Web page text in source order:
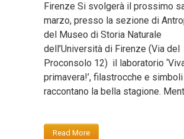
Firenze Si svolgerà il prossimo
marzo, presso la sezione di
del Museo di Storia Naturale
dell’Università di Firenze (Via del
Proconsolo 12) il laboratorio
primavera!’, filastrocche e
raccontano la bella stagione.
Read More